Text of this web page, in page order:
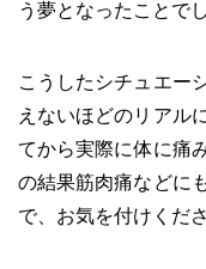
う夢となったことで
こうしたシチュエー
えないほどのリアル
てから実際に体に痛
の結果筋肉痛などに
で、お気を付けくだ